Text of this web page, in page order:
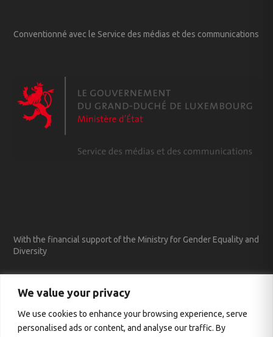
We value your privacy
We use cookies to enhance your browsing experience, serve
personalised ads or content, and analyse our traffic. By
Conventionné avec le Service des médias et des communications
With the financial support of the Ministry for Gender Equality and
Diversity